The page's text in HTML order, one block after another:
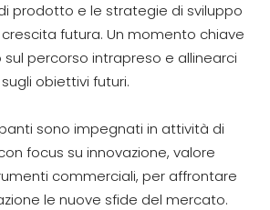
prodotto e le strategie di sviluppo
futura. Un momento chiave
percorso intrapreso e allinearci
sugli obiettivi futuri.
sono impegnati in attività di
focus su innovazione, valore
commerciali, per affrontare
le nuove sfide del mercato.